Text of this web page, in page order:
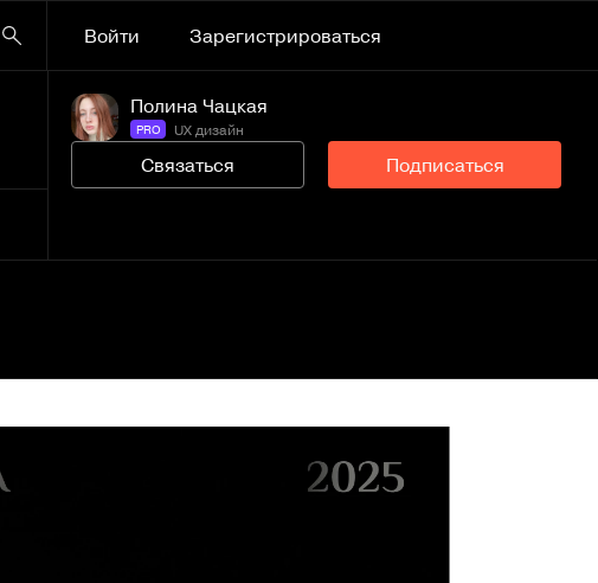
Войти Зарегистрироваться
Полина Чацкая
PRO UX дизайн
Связаться Подписаться